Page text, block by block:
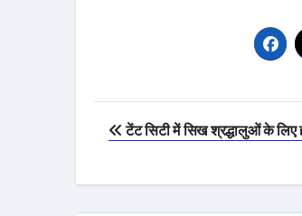
Post
टेंट सिटी में सिख श्रद्धालुओं के लिए